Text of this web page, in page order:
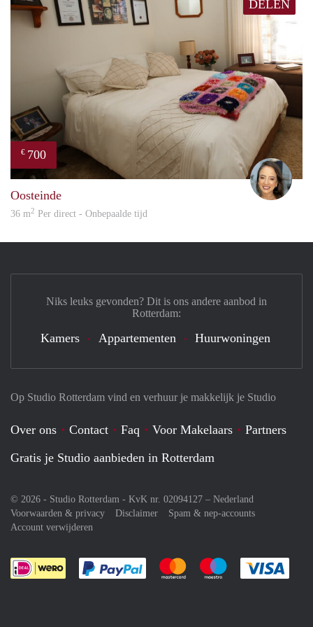
DELEN
€ 700
Amy
Oosteinde
36 m2 Per direct - Onbepaalde tijd
Op Studio Rotterdam vind en verhuur je makkelijk je Studio
Over ons Contact Faq Voor Makelaars
Partners
Gratis je Studio aanbieden in Rotterdam
© 2026 - Studio Rotterdam - KvK nr. 02094127 – Nederland
Voorwaarden & privacy
Disclaimer
Spam & nep-accounts
Account verwijderen
Je rekent gemakkelijk af met Paypal
Je rekent gemakkelijk af met
Je rekent
Niks leuks gevonden? Dit is ons andere aanbod in
Rotterdam:
Kamers Appartementen Huurwoningen